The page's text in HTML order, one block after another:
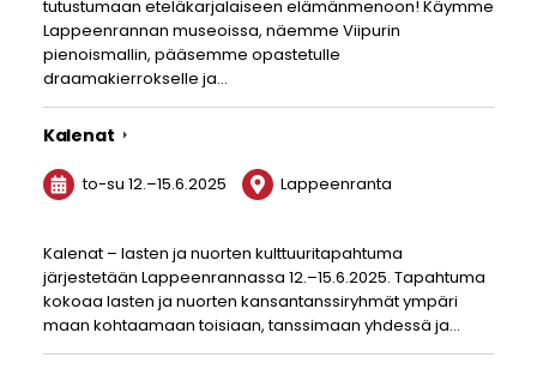
tutustumaan eteläkarjalaiseen elämänmenoon! Käymme
Lappeenrannan museoissa, näemme Viipurin
pienoismallin, pääsemme opastetulle
draamakierrokselle ja…
Kalenat
to-su 12.–15.6.2025 Lappeenranta
Kalenat – lasten ja nuorten kulttuuritapahtuma
järjestetään Lappeenrannassa 12.–15.6.2025. Tapahtuma
kokoaa lasten ja nuorten kansantanssiryhmät ympäri
maan kohtaamaan toisiaan, tanssimaan yhdessä ja…